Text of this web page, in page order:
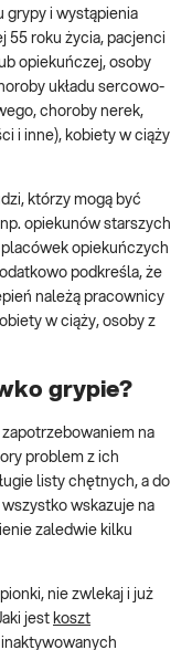
grypy i wystąpienia
55 roku życia, pacjenci
opiekuńczej, osoby
układu sercowo-
choroby nerek,
i inne), kobiety w ciąży
którzy mogą być
opiekunów starszych
opiekuńczych
podkreśla, że
należą pracownicy
w ciąży, osoby z
grypie?
zapotrzebowaniem na
problem z ich
listy chętnych, a do
wskazuje na
zaledwie kilku
nie zwlekaj i już
jest koszt